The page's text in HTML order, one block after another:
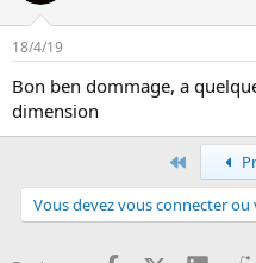
18/4/19
Bon ben dommage, a
dimension
Premier
Vous devez vous connecter